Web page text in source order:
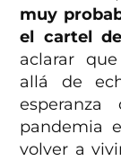
muy
el cartel
aclarar
allá de
pandemia
volver a